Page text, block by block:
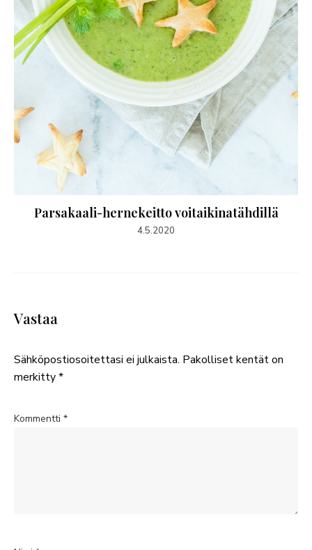
Parsakaali-hernekeitto voitaikinatähdillä
4.5.2020
Vastaa
Sähköpostiosoitettasi ei julkaista. Pakolliset kentät on
merkitty*
Kommentti *